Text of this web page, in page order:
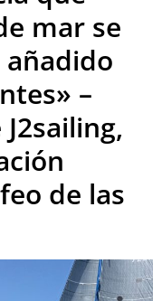
mar se
–
de las